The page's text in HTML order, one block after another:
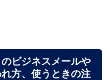
のビジネスメールや
方、使うときの注